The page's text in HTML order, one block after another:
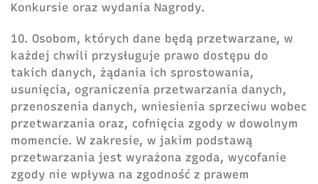
Konkursie oraz wydania Nagrody.
10. Osobom, których dane będą przetwarzane, w
każdej chwili przysługuje prawo dostępu do
takich danych, żądania ich sprostowania,
usunięcia, ograniczenia przetwarzania danych,
przenoszenia danych, wniesienia sprzeciwu wobec
przetwarzania oraz, cofnięcia zgody w dowolnym
momencie. W zakresie, w jakim podstawą
przetwarzania jest wyrażona zgoda, wycofanie
zgody nie wpływa na zgodność z prawem